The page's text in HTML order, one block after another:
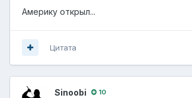
Америку открыл...
Цитата
Sinoobi 10